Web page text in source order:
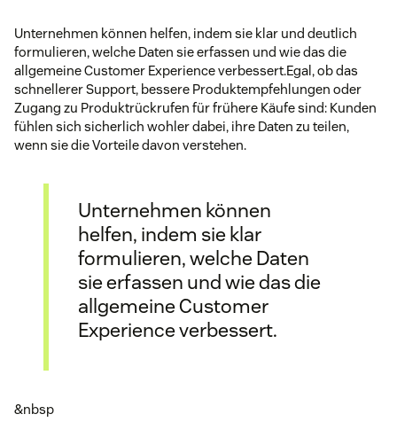
Unternehmen können helfen, indem sie klar und deutlich
formulieren, welche Daten sie erfassen und wie das die
allgemeine Customer Experience verbessert.Egal, ob das
schnellerer Support, bessere Produktempfehlungen oder
Zugang zu Produktrückrufen für frühere Käufe sind: Kunden
fühlen sich sicherlich wohler dabei, ihre Daten zu teilen,
wenn sie die Vorteile davon verstehen.
Unternehmen können
helfen, indem sie klar
formulieren, welche Daten
sie erfassen und wie das die
allgemeine Customer
Experience verbessert.
&nbsp